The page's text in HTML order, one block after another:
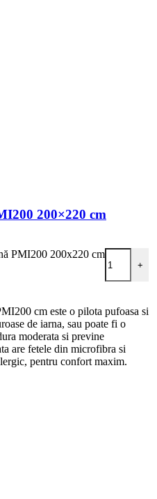
200×220 cm
PMI200 200x220 cm
+
cm este o pilota pufoasa si
de iarna, sau poate fi o
moderata si previne
are fetele din microfibra si
pentru confort maxim.